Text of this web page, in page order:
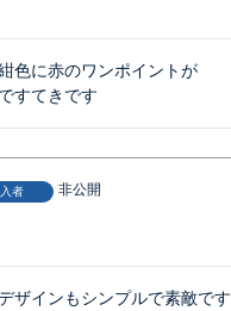
色に赤のワンポイントが
者
非公開
ザインもシンプルで素敵です